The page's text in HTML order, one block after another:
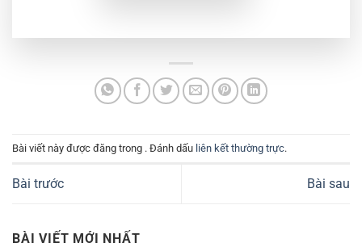
Bài viết này được đăng trong . Đánh dấu liên kết thường trực.
Bài trước Bài sau
BÀI VIẾT MỚI NHẤT